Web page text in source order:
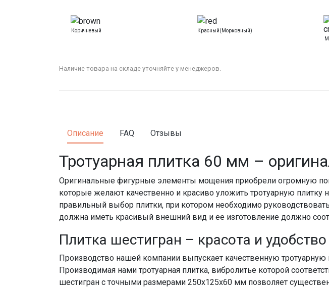
Коричневый
Красный(морковный)
Наличие товара на складе уточняйте у менеджеров.
Описание FAQ Отзывы
Тротуарная плитка 60 мм –
Оригинальные фигурные элементы мощения приобрели огромную
которые желают качественно и красиво уложить тротуарную
правильный выбор плитки, при котором необходимо
должна иметь красивый внешний вид и ее изготовление должно
Плитка шестигран – красота и удобство
Производство нашей компании выпускает качественную
Производимая нами тротуарная плитка, вибролитье которой
шестигран с точными размерами 250x125х60 мм позволяет